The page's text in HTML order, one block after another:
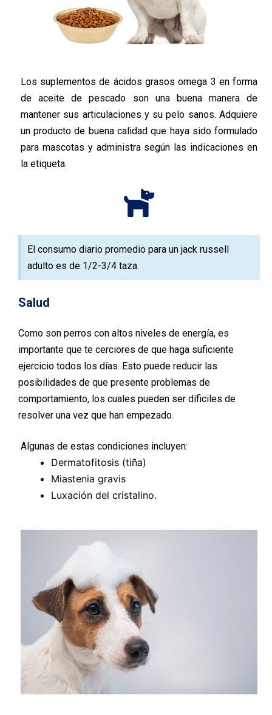
Los suplementos de ácidos grasos omega 3 en forma
de aceite de pescado son una buena manera de
mantener sus articulaciones y su pelo sanos. Adquiere
un producto de buena calidad que haya sido formulado
para mascotas y administra según las indicaciones en
la etiqueta.
El consumo diario promedio para un jack russell
adulto es de 1/2-3/4 taza.
Salud
Como son perros con altos niveles de energía, es
importante que te cerciores de que haga suficiente
ejercicio todos los días. Esto puede reducir las
posibilidades de que presente problemas de
comportamiento, los cuales pueden ser díficiles de
resolver una vez que han empezado.
Algunas de estas condiciones incluyen:
Dermatofitosis (tiña)
Miastenia gravis
Luxación del cristalino.